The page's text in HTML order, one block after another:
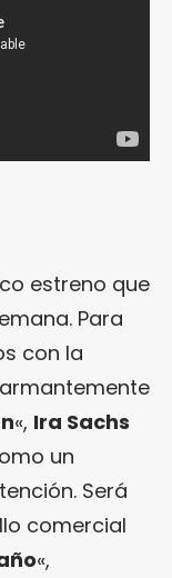
estreno que
Para
con la
«, Ira Sachs
un
Será
comercial
«,